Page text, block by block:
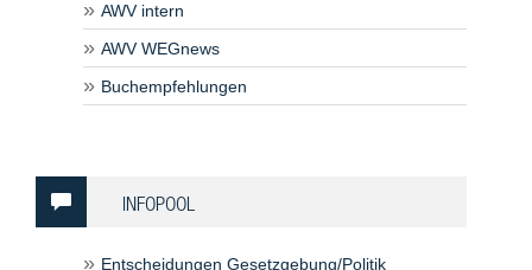
AWV intern
AWV WEGnews
Buchempfehlungen
INFOPOOL
Entscheidungen Gesetzgebung/Politik